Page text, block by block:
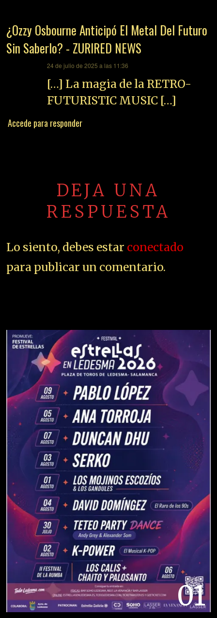
¿Ozzy Osbourne Anticipó El Metal Del Futuro
Sin Saberlo? - ZURIRED NEWS
24 de julio de 2025 a las 11:36
[…] La magia de la RETRO-
FUTURISTIC MUSIC […]
Accede para responder
DEJA UNA
RESPUESTA
Lo siento, debes estar conectado
para publicar un comentario.
01